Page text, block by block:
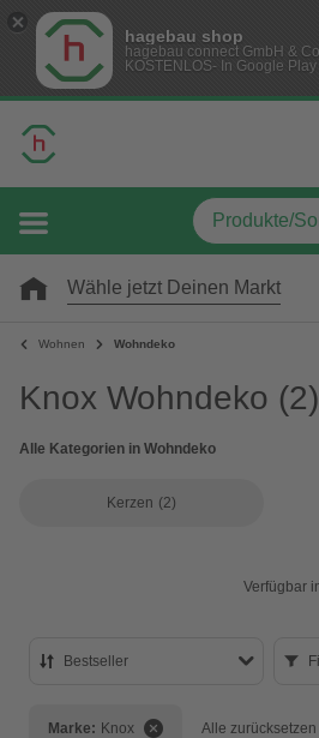
hagebau shop
hagebau connect GmbH &
KOSTENLOS- In Google Play
Wähle jetzt Deinen Markt
Wohnen Wohndeko
Knox Wohndeko (2)
Alle Kategorien in Wohndeko
Kerzen (2)
Verfügbar
Bestseller
Bestseller
Marke: Knox Alle zurücksetzen